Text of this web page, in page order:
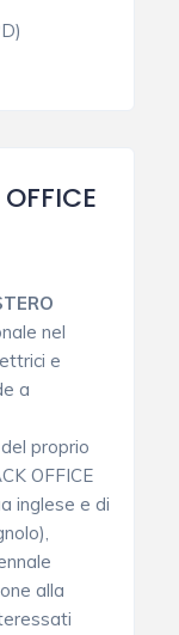
nel
e
a
proprio
OFFICE
inglese e di
alla